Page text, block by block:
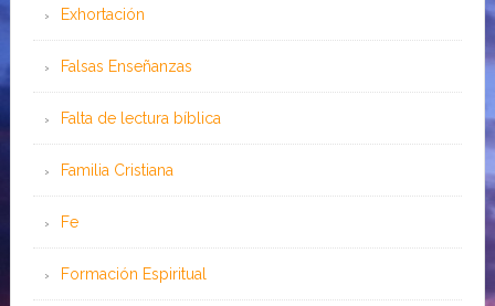
Exhortación
Falsas Enseñanzas
Falta de lectura bíblica
Familia Cristiana
Fe
Formación Espiritual